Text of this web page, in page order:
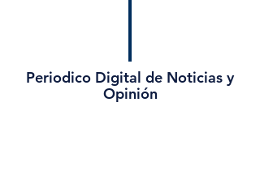
Periodico Digital de Noticias y
Opinión